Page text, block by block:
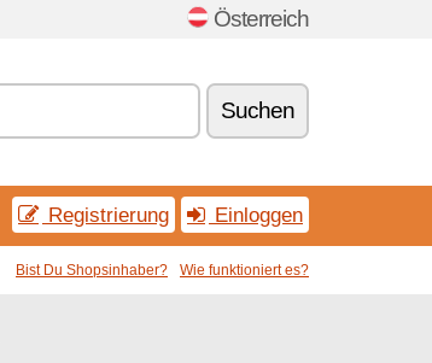
Österreich
Suchen
Registrierung Einloggen
Bist Du Shopsinhaber? Wie funktioniert es?